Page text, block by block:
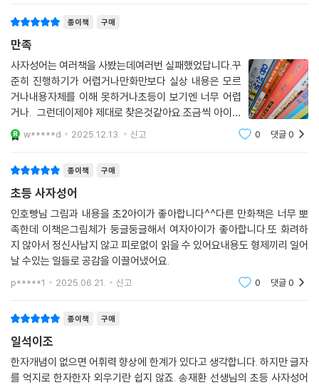
감』이 학부모들 사이에서 아이의 어휘력과 이해력 향상을 위한 책으로 뜨
거운 주목을 받으며 베스트셀러가 되었고, 초등학생을 위한 고전 학습 도
서로 자리매김하였습니다.
오늘날, 초등학생 자녀를 둔 학부모들의 최대 관심사 중 하나로 ‘문해력’ 향
상을 꼽을 수 있습니다. ‘문해력’은 ‘글을 읽고 이해하는 능력’으로 아이의
학습 이해도, 어휘력, 사고력과 깊이 연결되어 있고, 교육 전문가들 또한
문해력 없이는 공부의 기초와 논술 실력을 쌓을 수 없다고 강조합니다. 이
들이 배우는 공부 어휘는 80퍼센트 이상이 한자로 이루어져 있기에 ‘한자
실력’을 쌓는 일은 매우 중요합니다. ‘쑥쑥 시리즈’에 등장하는 한자는 그렇
게 수준이 높은 한자는 아닙니다. 같은 한자가 반복되어 나오는 경우가 많
기 때문에 읽고 써보는 활동만으로도 자연스럽게 한자 실력이 늘어납니다.
다소 고루하고 어렵게 느껴지는 고전의 한자 구절들도 재미있는 만화를 접
목한 이 책과 함께라면 술술 익힐 수 있습니다.
데 큰 도움을 줍니다. 두 달 동안 하루 30분만 한 구절씩 따라 읽고, 따라 쓰
며, 따라 실천해보세요. 아이의 문해력과 논술 실력이 쑥쑥 자라날 것입니
다.
종이책 구매
만족
사자성어는 여러책을 사봤는데여러번 실패했었답니다.꾸
준히 진행하기가 어렵거나만화만보다 실상 내용은 모르
거나내용자체를 이해 못하거나초등이 보기엔 너무 어렵
거나. 그런데이제야 제대로 찾은것같아요.조금씩 아이와
진행하기 좋고,뜻도 쉽게 이해할수있고한번씩 써버면서
외울수도 있구요.아이도 저도 부담없이 진행할 수 있어서
w*****d 2025.12.13. 신고 0 댓글0
종이책 구매
초등 사자성어
인호빵님 그림과 내용을 초2아이가 좋아합니다^^다른 만화책은 너무 뽀
족한데 이책은그림체가 둥글둥글해서 여자아이가 좋아합니다.또 화려하
지 않아서 정신사납지 않고 피로없이 읽을 수 있어요내용도 형제끼리 일어
날 수있는 일들로 공감을 이끌어냈어요.
p*****1 2025.06.21. 신고 0 댓글0
종이책 구매
일석이조
한자개념이 없으면 어휘력 향상에 한계가 있다고 생각합니다. 하지만 글자
를 억지로 한자한자 외우기란 쉽지 않죠. 송재환 선생님의 초등 사자성어